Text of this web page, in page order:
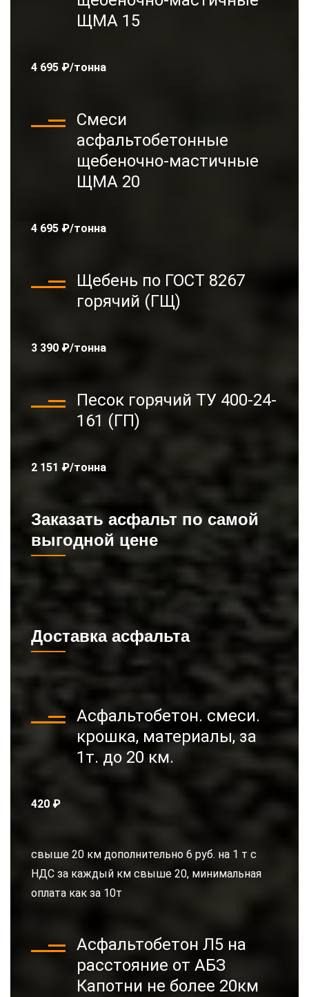
ЩМА 15
4 695 ₽/тонна
Смеси
асфальтобетонные
щебеночно-мастичные
ЩМА 20
4 695 ₽/тонна
Щебень по ГОСТ 8267
горячий (ГЩ)
3 390 ₽/тонна
Песок горячий ТУ 400-24-
161 (ГП)
2 151 ₽/тонна
Заказать асфальт по самой
выгодной цене
Доставка асфальта
Асфальтобетон. смеси.
крошка, материалы, за
1т. до 20 км.
420 ₽
свыше 20 км дополнительно 6 руб. на 1 т с
НДС за каждый км свыше 20, минимальная
оплата как за 10т
Асфальтобетон Л5 на
расстояние от АБЗ
Капотни не более 20км